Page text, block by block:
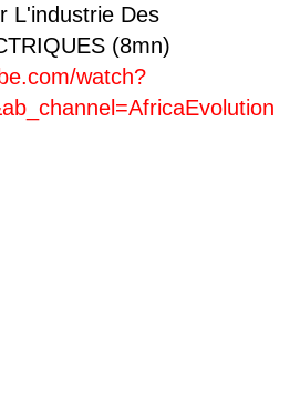
L'industrie Des
(8mn)
watch?